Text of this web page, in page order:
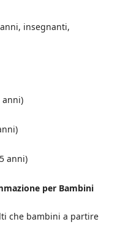
insegnanti,
anni)
anni)
per Bambini
che bambini a partire